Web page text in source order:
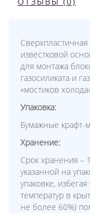
известковой
для монтажа
газосиликата и
«мостиков
Упаковка:
Бумажные крафт-
Хранение:
Срок хранения –
указанной на
упаковке,
температур в
не более 60%)